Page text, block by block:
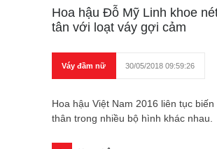
Hoa hậu Đỗ Mỹ Linh khoe
tân với loạt váy gợi cảm
Váy đầm nữ 30/05/2018 09:59:26
Hoa hậu Việt Nam 2016 liên tục biến
thân trong nhiều bộ hình khác nhau.